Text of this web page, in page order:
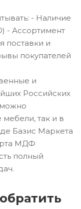
- Наличие
- Ассортимент
поставки и
покупателей
и
Российских
мебели, так и в
Базис Маркета
МДФ
полный